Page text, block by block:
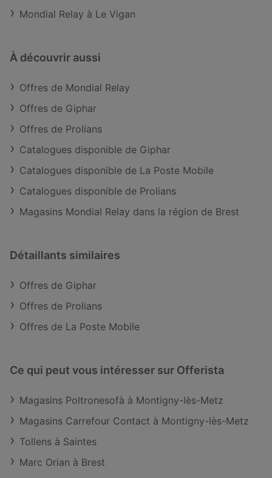
Mondial Relay à Le Vigan
À découvrir aussi
Offres de Mondial Relay
Offres de Giphar
Offres de Prolians
Catalogues disponible de Giphar
Catalogues disponible de La Poste Mobile
Catalogues disponible de Prolians
Magasins Mondial Relay dans la région de Brest
Détaillants similaires
Offres de Giphar
Offres de Prolians
Offres de La Poste Mobile
Ce qui peut vous intéresser sur Offerista
Magasins Poltronesofà à Montigny-lès-Metz
Magasins Carrefour Contact à Montigny-lès-Metz
Tollens à Saintes
Marc Orian à Brest